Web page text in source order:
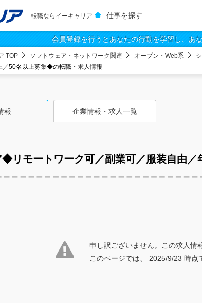
転職ならイーキャリア 仕事を探す
会員登録を行うとあなたの行動を学習し、あ
TOP ソフトウェア・ネットワーク関連 オープン・Web系
／50名以上募集◆の転職・求人情報
報 企業情報・求人一覧
◆リモートワーク可／副業可／服装自由
申し訳ございません。この求人情
このページでは、 2025/9/23 時点